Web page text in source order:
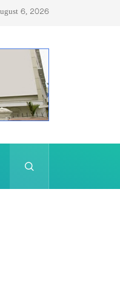
6, 2026